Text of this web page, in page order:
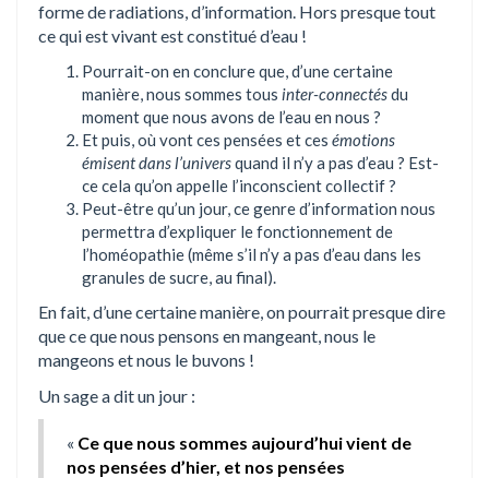
forme de radiations, d’information. Hors presque tout
ce qui est vivant est constitué d’eau !
Pourrait-on en conclure que, d’une certaine
manière, nous sommes tous inter-connectésdu
moment que nous avons de l’eau en nous ?
Et puis, où vont ces pensées et ces émotions
émisent dans l’universquand il n’y a pas d’eau ? Est-
ce cela qu’on appelle l’inconscient collectif ?
Peut-être qu’un jour, ce genre d’information nous
permettra d’expliquer le fonctionnement de
l’homéopathie (même s’il n’y a pas d’eau dans les
granules de sucre, au final).
En fait, d’une certaine manière, on pourrait presque dire
que ce que nous pensons en mangeant, nous le
mangeons et nous le buvons !
Un sage a dit un jour :
« Ce que nous sommes aujourd’hui vient de
nos pensées d’hier, et nos pensées